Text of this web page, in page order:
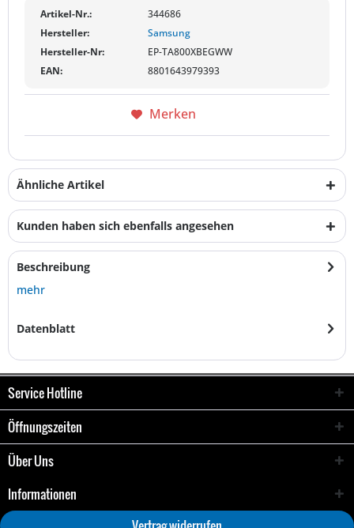
Artikel-Nr.:
344686
Hersteller:
Samsung
Hersteller-Nr:
EP-TA800XBEGWW
EAN:
8801643979393
Merken
Ähnliche Artikel
Kunden haben sich ebenfalls angesehen
Beschreibung
mehr
Datenblatt
Service Hotline
Öffnungszeiten
Über Uns
Informationen